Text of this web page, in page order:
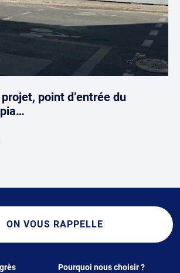
point d’entrée du
ON VOUS RAPPELLE
Footer 2
Pourquoi nous choisir ?